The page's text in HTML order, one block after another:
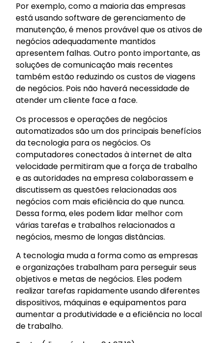
Por exemplo, como a maioria das empresas
está usando software de gerenciamento de
manutenção, é menos provável que os ativos de
negócios adequadamente mantidos
apresentem falhas. Outro ponto importante, as
soluções de comunicação mais recentes
também estão reduzindo os custos de viagens
de negócios. Pois não haverá necessidade de
atender um cliente face a face.
Os processos e operações de negócios
automatizados são um dos principais benefícios
da tecnologia para os negócios. Os
computadores conectados à internet de alta
velocidade permitiram que a força de trabalho
e as autoridades na empresa colaborassem e
discutissem as questões relacionadas aos
negócios com mais eficiência do que nunca.
Dessa forma, eles podem lidar melhor com
várias tarefas e trabalhos relacionados a
negócios, mesmo de longas distâncias.
A tecnologia muda a forma como as empresas
e organizações trabalham para perseguir seus
objetivos e metas de negócios. Eles podem
realizar tarefas rapidamente usando diferentes
dispositivos, máquinas e equipamentos para
aumentar a produtividade e a eficiência no local
de trabalho.